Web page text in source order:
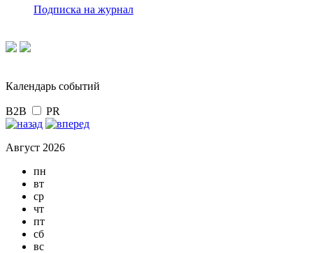
Подписка на журнал
Календарь событий
B2B PR
Август 2026
пн
вт
ср
чт
пт
сб
вс